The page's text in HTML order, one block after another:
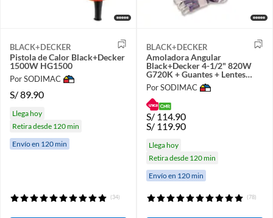
BLACK+DECKER
Pistola de Calor Black+Decker
1500W HG1500
Por SODIMAC
S/89.90
Llega hoy
Retira desde 120 min
Envío en 120 min
(34)
BLACK+DECKER
Amoladora Angular
Black+Decker 4-1/2" 820W
G720K + Guantes + Lentes
Black+Decker
Por SODIMAC
S/ 114.90
S/ 119.90
Llega hoy
Retira desde 120 min
Envío en 120 min
(78)